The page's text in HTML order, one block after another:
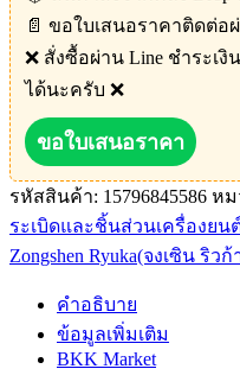
📄 ขอใบเสนอราคาติดต่อ
❌ สั่งซื้อผ่าน Line ชำระเ
ได้นะครับ ❌
ขอใบเสนอราคา
รหัสสินค้า: 15796845586 หม
ระเบิดและชิ้นส่วนเครื่องยน
Zongshen Ryuka(จงเซิน ริวก้
คำอธิบาย
ข้อมูลเพิ่มเติม
BKK Market